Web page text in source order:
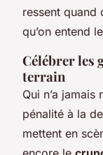
ressent quand
qu’on entend
Célébrer les
terrain
Qui n’a
pénalité à la
mettent en